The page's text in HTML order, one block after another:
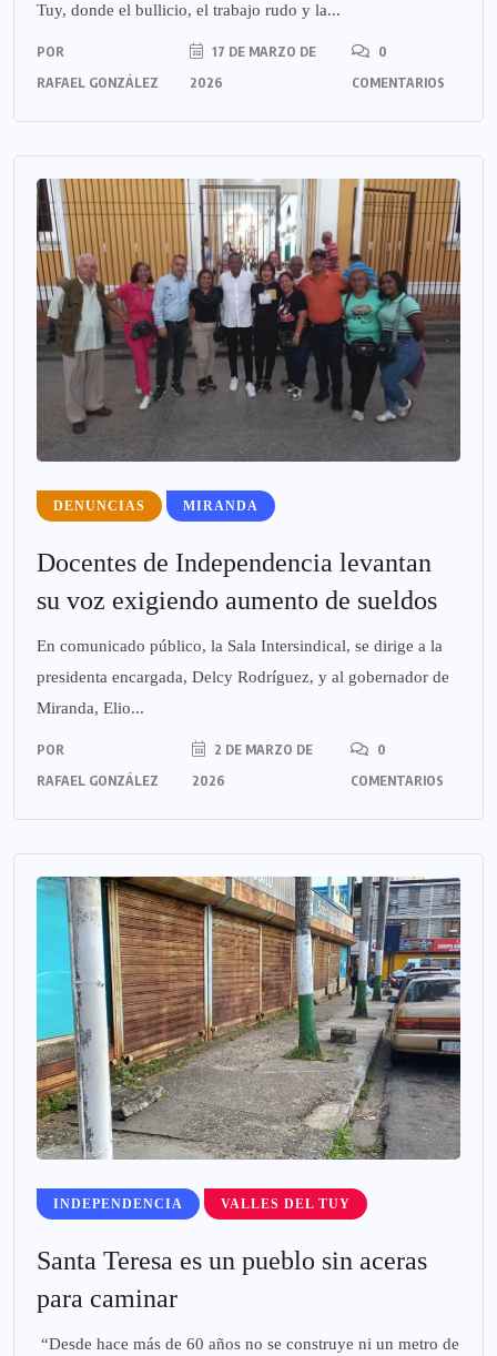
Tuy, donde el bullicio, el trabajo rudo y la...
POR
RAFAEL GONZÁLEZ
17 DE MARZO DE
2026
0
COMENTARIOS
DENUNCIAS MIRANDA
Docentes de Independencia levantan
su voz exigiendo aumento de sueldos
En comunicado público, la Sala Intersindical, se dirige a la
presidenta encargada, Delcy Rodríguez, y al gobernador de
Miranda, Elio...
POR
RAFAEL GONZÁLEZ
2 DE MARZO DE
2026
0
COMENTARIOS
INDEPENDENCIA VALLES DEL TUY
Santa Teresa es un pueblo sin aceras
para caminar
“Desde hace más de 60 años no se construye ni un metro de